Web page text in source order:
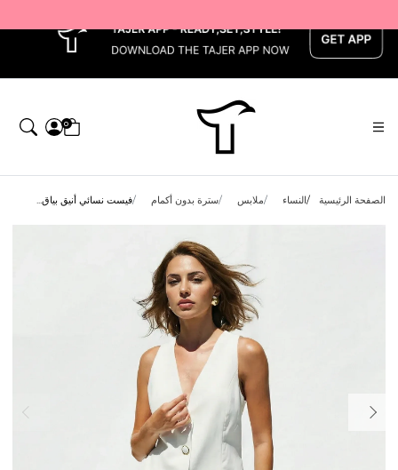
0
الصفحة الرئيسية النساء ملابس سترة بدون أكمام فيست نسائي أنيق بياق...